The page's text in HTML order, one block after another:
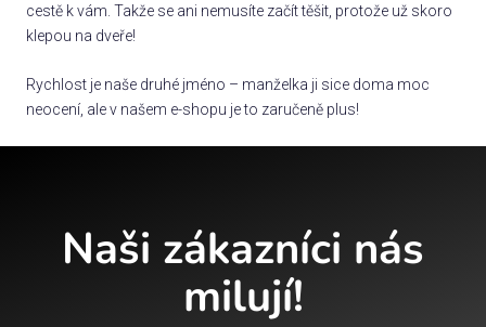
cestě k vám. Takže se ani nemusíte začít těšit, protože už skoro
klepou na dveře!
Rychlost je naše druhé jméno – manželka ji sice doma moc
neocení, ale v našem e-shopu je to zaručeně plus!
Naši zákazníci nás
milují!